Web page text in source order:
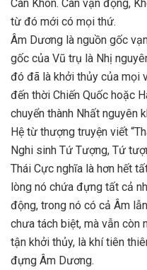
Càn Khôn. Càn vận động,
từ đó mới có mọi thứ.
Âm Dương là nguồn gốc
gốc của Vũ trụ là Nhị
đó đã là khởi thủy của mọi
đến thời Chiến Quốc hoặc
chuyển thành Nhất nguyên
Hệ từ thượng truyện viết
Nghi sinh Tứ Tượng, Tứ
Thái Cực nghĩa là hơn hết
lòng nó chứa đựng tất cả
động, trong nó có cả Âm
chưa tách biệt, mà vẫn còn
tận khởi thủy, là khí tiên
đựng Âm Dương.